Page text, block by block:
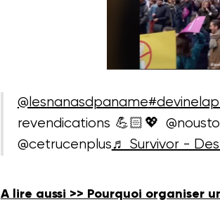
@lesnanasdpaname
revendications 💪🏻💖
@cetrucenplus♬ Survivor -
A lire aussi >> Pourquoi organiser